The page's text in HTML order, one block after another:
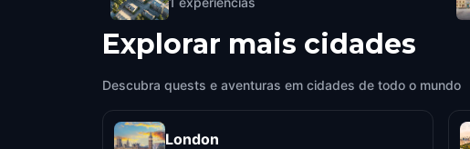
Explorar mais cidades
Descubra quests e aventuras em cidades de todo o mundo
London